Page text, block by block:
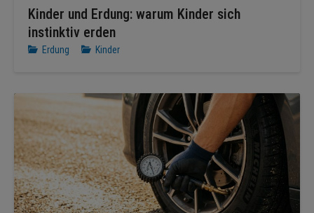
Kinder und Erdung: warum Kinder sich
instinktiv erden
Erdung Kinder